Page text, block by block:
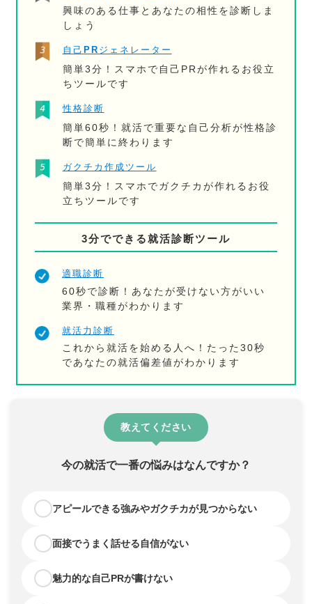
興味のある仕事とあなたの相性を診断しま
しょう
自己PRジェネレーター
簡単3分！スマホで自己PRが作れるお役立
ちツールです
性格診断
簡単60秒！就活で重要な自己分析が性格診
断で簡単に終わります
ガクチカ作成ツール
簡単3分！スマホでガクチカが作れるお役
立ちツールです
3分でできる就活診断ツール
適職診断
60秒で診断！あなたが受けない方がいい
業界・職種がわかります
就活力診断
これから就活を始める人へ！たった30秒
であなたの就活偏差値がわかります